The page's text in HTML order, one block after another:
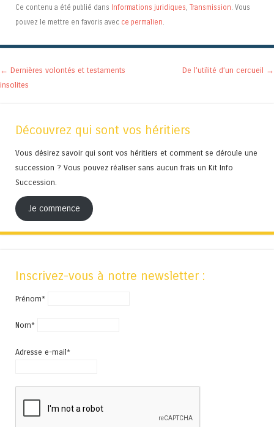
Ce contenu a été publié dans Informations juridiques Transmission . Vous
pouvez le mettre en favoris avec ce permalien
Navigation des articles
← Dernières volontés et testaments
insolites
De l’utilité d’un cercueil →
Découvrez qui sont vos héritiers
Vous désirez savoir qui sont vos héritiers et comment se déroule une
succession ? Vous pouvez réaliser sans aucun frais un Kit Info
Succession.
Je commence
Inscrivez-vous à notre newsletter :
Prénom*
Nom*
Adresse e-mail*